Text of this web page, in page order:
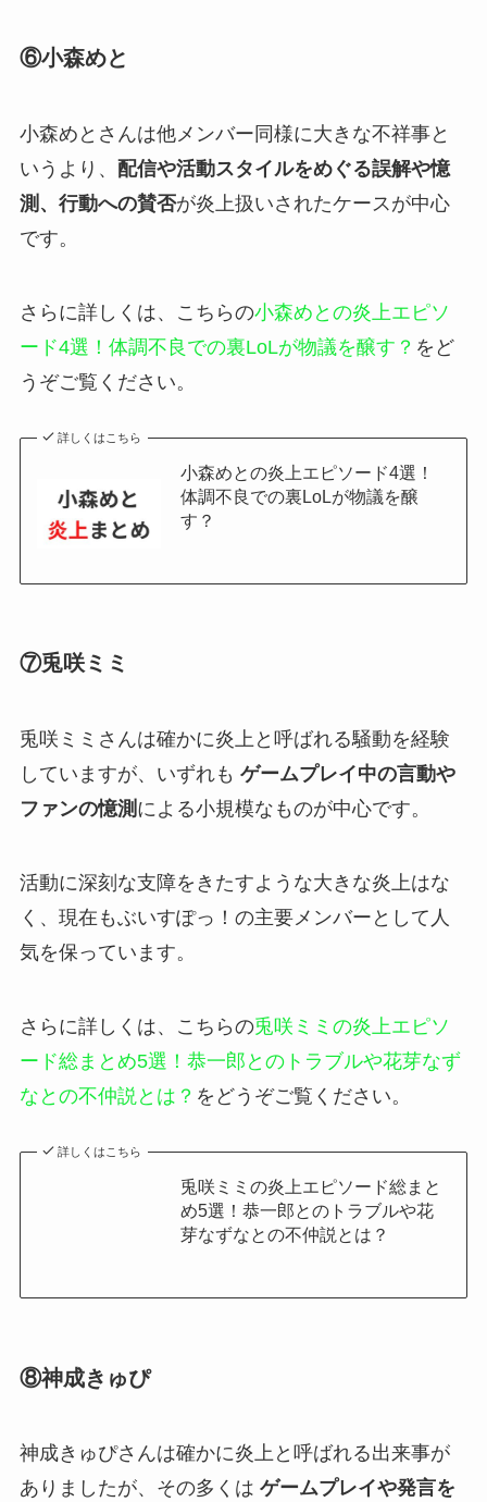
⑥小森めと
小森めとさんは他メンバー同様に大きな不祥事と
いうより、 配信や活動スタイルをめぐる誤解や憶
測、行動への賛否が炎上扱いされたケースが中心
です。
さらに詳しくは、こちらの小森めとの炎上エピソ
ード4選！体調不良での裏LoLが物議を醸す？ をど
うぞご覧ください。
詳しくはこちら
小森めとの炎上エピソード4選！
体調不良での裏LoLが物議を醸
す？
⑦兎咲ミミ
兎咲ミミさんは確かに炎上と呼ばれる騒動を経験
していますが、いずれも ゲームプレイ中の言動や
ファンの憶測 による小規模なものが中心です。
活動に深刻な支障をきたすような大きな炎上はな
く、現在もぶいすぽっ！の主要メンバーとして人
気を保っています。
さらに詳しくは、こちらの兎咲ミミの炎上エピソ
ード総まとめ5選！恭一郎とのトラブルや花芽なず
なとの不仲説とは？ をどうぞご覧ください。
詳しくはこちら
兎咲ミミの炎上エピソード総まと
め5選！恭一郎とのトラブルや花
芽なずなとの不仲説とは？
⑧神成きゅぴ
神成きゅぴさんは確かに炎上と呼ばれる出来事が
ありましたが、その多くは ゲームプレイや発言を